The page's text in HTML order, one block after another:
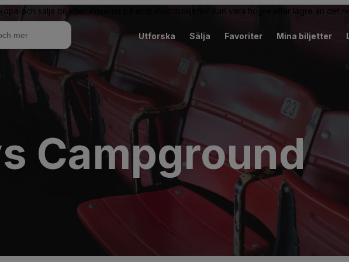
och sälja biljetter. Priserna på andrahandsbiljetter kan vara högre eller lägre än det
Utforska Sälja Favoriter Mina biljetter
Campground